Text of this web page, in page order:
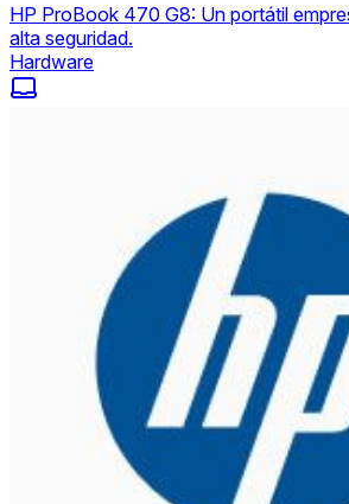
HP ProBook 470 G8: Un portátil
alta seguridad.
Hardware